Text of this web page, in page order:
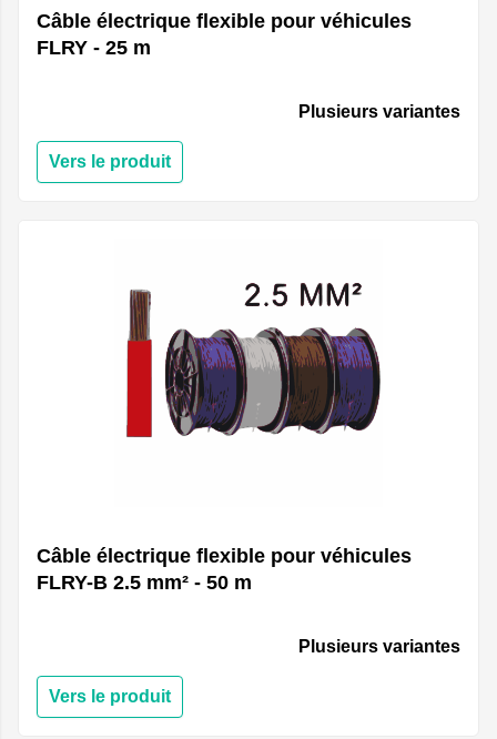
Câble électrique flexible pour véhicules
FLRY - 25 m
Plusieurs variantes
Vers le produit
Câble électrique flexible pour véhicules
FLRY-B 2.5 mm² - 50 m
Plusieurs variantes
Vers le produit